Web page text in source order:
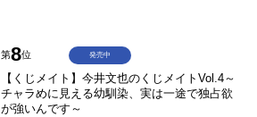
第8位
【くじメイト】今井文也のくじメイトVol.4～
チャラめに見える幼馴染、実は一途で独占欲
が強いんです～
発売中